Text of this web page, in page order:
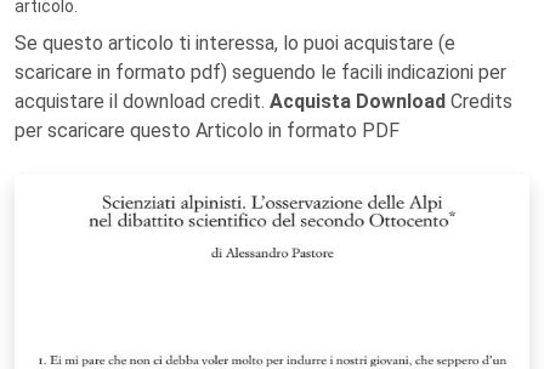
articolo.
Se questo articolo ti interessa, lo puoi acquistare (e
scaricare in formato pdf) seguendo le facili indicazioni per
acquistare il download credit. Acquista Download Credits
per scaricare questo Articolo in formato PDF